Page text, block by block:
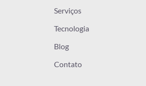
Serviços
Tecnologia
Blog
Contato